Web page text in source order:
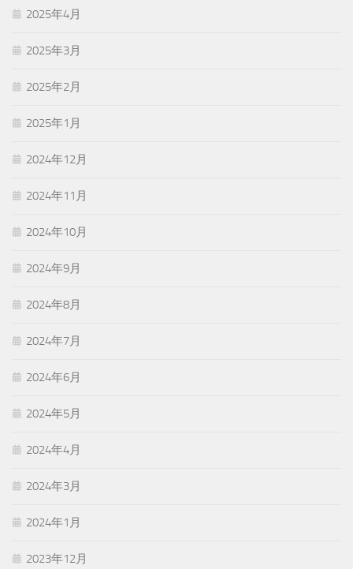
2025年4月
2025年3月
2025年2月
2025年1月
2024年12月
2024年11月
2024年10月
2024年9月
2024年8月
2024年7月
2024年6月
2024年5月
2024年4月
2024年3月
2024年1月
2023年12月